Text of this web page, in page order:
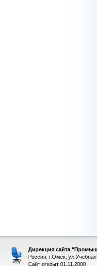
Дирекция сайта
Россия, г.Омск,
Сайт открыт 01.11.2000